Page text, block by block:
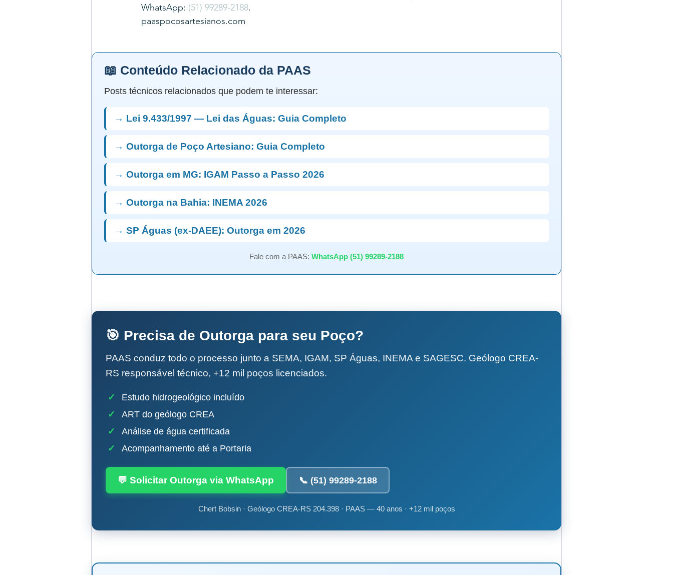
WhatsApp: (51) 99289-2188.
paaspocosartesianos.com
📖 Conteúdo Relacionado da PAAS
Posts técnicos relacionados que podem te interessar:
→ Lei 9.433/1997 — Lei das Águas: Guia Completo
→ Outorga de Poço Artesiano: Guia Completo
→ Outorga em MG: IGAM Passo a Passo 2026
→ Outorga na Bahia: INEMA 2026
→ SP Águas (ex-DAEE): Outorga em 2026
Fale com a PAAS: WhatsApp (51) 99289-2188
🎯 Precisa de Outorga para seu Poço?
PAAS conduz todo o processo junto a SEMA, IGAM, SP Águas, INEMA e SAGESC. Geólogo CREA-
RS responsável técnico, +12 mil poços licenciados.
✓
Estudo hidrogeológico incluído
✓
ART do geólogo CREA
✓
Análise de água certificada
✓
Acompanhamento até a Portaria
💬 Solicitar Outorga via WhatsApp 📞 (51) 99289-2188
Chert Bobsin · Geólogo CREA-RS 204.398 · PAAS — 40 anos · +12 mil poços